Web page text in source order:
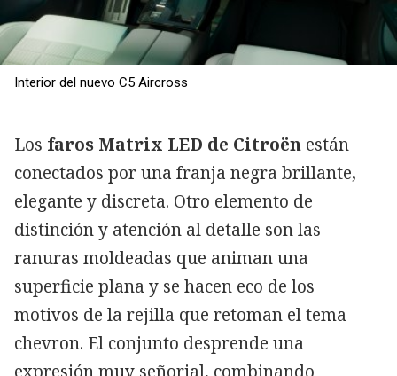
Interior del nuevo C5 Aircross
Los faros Matrix LED de Citroën están
conectados por una franja negra brillante,
elegante y discreta. Otro elemento de
distinción y atención al detalle son las
ranuras moldeadas que animan una
superficie plana y se hacen eco de los
motivos de la rejilla que retoman el tema
chevron. El conjunto desprende una